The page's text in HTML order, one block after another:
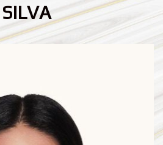
SILVA